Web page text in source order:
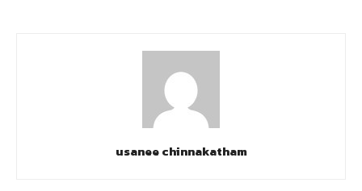
usanee chinnakatham